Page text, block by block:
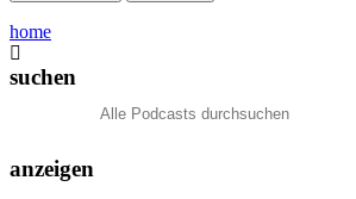
home
suchen
anzeigen